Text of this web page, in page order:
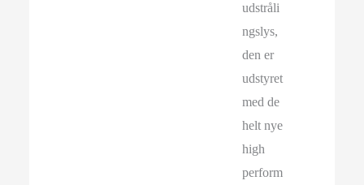
udstråli
ngslys,
den er
udstyret
med de
helt nye
high
perform